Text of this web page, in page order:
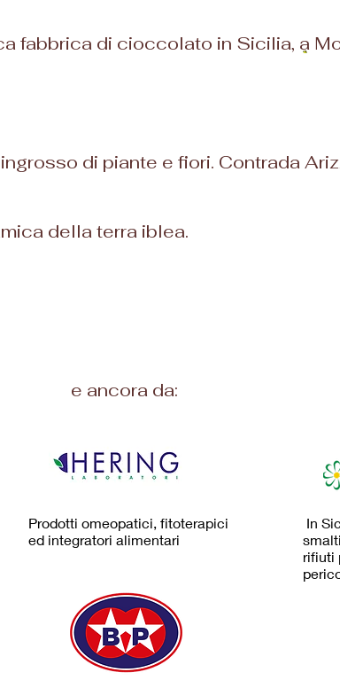
fabbrica di cioccolato in Sicilia, a
di piante e fiori. Contrada
della terra iblea.
e ancora da:
Prodotti omeopatici, fitoterapici
ed integratori alimentari
In
rifiuti